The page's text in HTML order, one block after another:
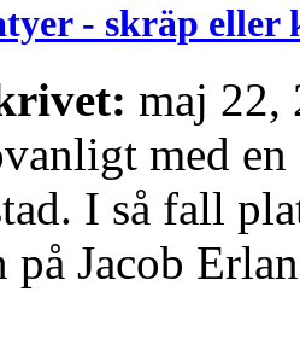
- skräp
maj 22,
med en
I så fall
på Jacob